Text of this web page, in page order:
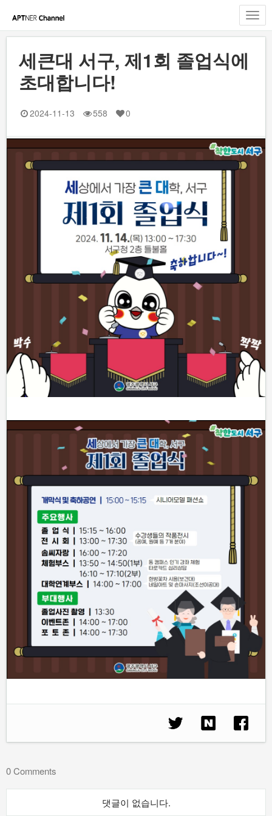
세큰대 서구, 제1회 졸업식에
초대합니다!
2024-11-13 558 0
0 Comments
댓글이 없습니다.